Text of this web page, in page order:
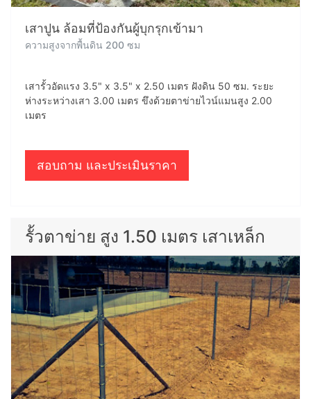
เสาปูน ล้อมที่ป้องกันผู้บุกรุกเข้ามา
ความสูงจากพื้นดิน 200 ซม
เสารั้วอัดแรง 3.5" x 3.5" x 2.50 เมตร ฝังดิน 50 ซม. ระยะ
ห่างระหว่างเสา 3.00 เมตร ขึงด้วยตาข่ายไวน์แมนสูง 2.00
เมตร
สอบถาม และประเมินราคา
รั้วตาข่าย สูง 1.50 เมตร เสาเหล็ก